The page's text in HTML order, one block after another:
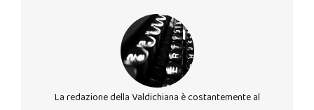
La redazione della Valdichiana è costantemente al